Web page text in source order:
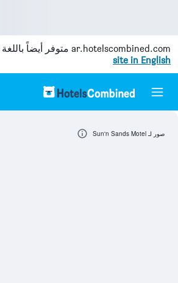
ar.hotelscombined.com متوفر أيضاً باللغة
site in English
صور لـ Sun'n Sands Motel